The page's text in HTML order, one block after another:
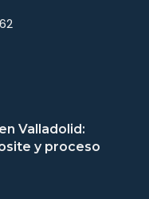
Valladolid:
y proceso